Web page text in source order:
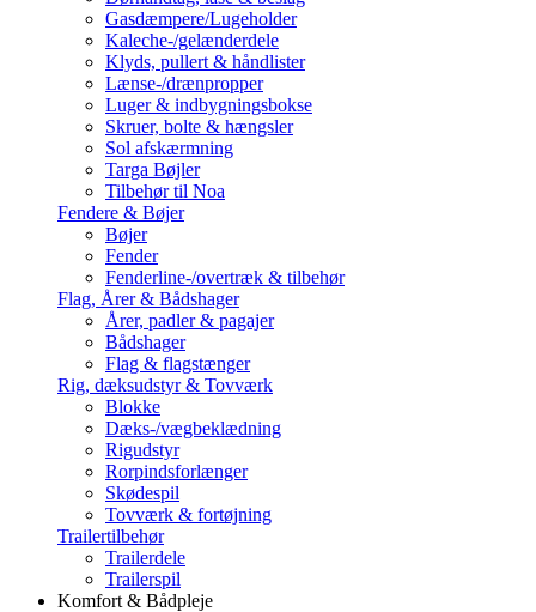
Gasdæmpere/Lugeholder
Kaleche-/gelænderdele
Klyds, pullert & håndlister
Lænse-/drænpropper
Luger & indbygningsbokse
Skruer, bolte & hængsler
Sol afskærmning
Targa Bøjler
Tilbehør til Noa
Fendere & Bøjer
Bøjer
Fender
Fenderline-/overtræk & tilbehør
Flag, Årer & Bådshager
Årer, padler & pagajer
Bådshager
Flag & flagstænger
Rig, dæksudstyr & Tovværk
Blokke
Dæks-/vægbeklædning
Rigudstyr
Rorpindsforlænger
Skødespil
Tovværk & fortøjning
Trailertilbehør
Trailerdele
Trailerspil
Komfort & Bådpleje